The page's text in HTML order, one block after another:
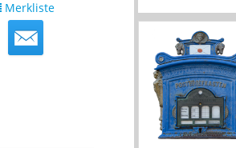
Merkliste